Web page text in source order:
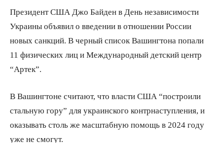
Президент США Джо Байден в День независимости
Украины объявил о введении в отношении России
новых санкций. В черный список Вашингтона попали
11 физических лиц и Международный детский центр
“Артек”.
В Вашингтоне считают, что власти США “построили
стальную гору” для украинского контрнаступления, и
оказывать столь же масштабную помощь в 2024 году
уже не смогут.